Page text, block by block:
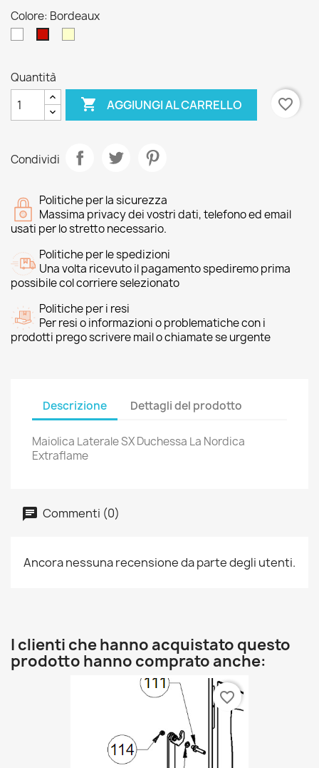
Colore: Bordeaux
Quantità
 AGGIUNGI AL CARRELLO favorite_border
Condividi
Politiche per la sicurezza
Massima privacy dei vostri dati, telefono ed email
usati per lo stretto necessario.
Politiche per le spedizioni
Una volta ricevuto il pagamento spediremo prima
possibile col corriere selezionato
Politiche per i resi
Per resi o informazioni o problematiche con i
prodotti prego scrivere mail o chiamate se urgente
Descrizione Dettagli del prodotto
Maiolica Laterale SX Duchessa La Nordica
Extraflame
Commenti (0)
Ancora nessuna recensione da parte degli utenti.
I clienti che hanno acquistato questo
prodotto hanno comprato anche:
favorite_border